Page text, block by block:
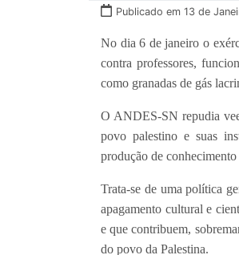
Publicado em 13 de
No dia 6 de janeiro o
contra professores,
como granadas de gás
O ANDES-SN repudia
povo palestino e suas
produção de conhecimento
Trata-se de uma política
apagamento cultural e
e que contribuem,
do povo da Palestina.